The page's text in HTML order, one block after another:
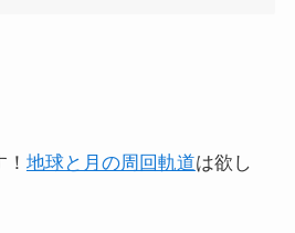
地球と月の周回軌道は欲し